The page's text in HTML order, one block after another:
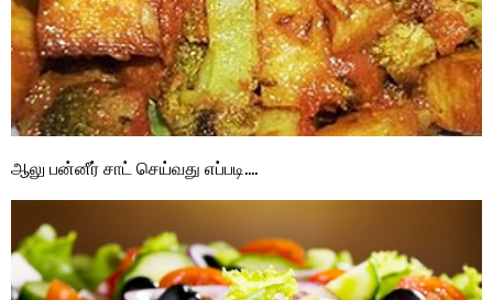
ஆலு பன்னீர் சாட் செய்வது எப்படி….